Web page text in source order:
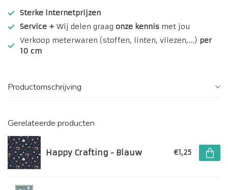
Sterke internetprijzen
Service + Wij delen graag onze kennis met jou
Verkoop meterwaren (stoffen, linten, vliezen,...) per
10 cm
Productomschrijving
Gerelateerde producten
Happy Crafting - Blauw €1,25